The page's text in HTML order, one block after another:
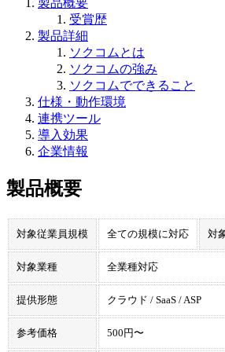
製品概要
受賞歴
製品詳細
ソクコムとは
ソクコムの強み
ソクコムでできること
仕様・動作環境
連携ツール
導入効果
企業情報
製品概要
対象従業員規模 全ての規模に対応 対
対象業種 全業種対応
提供形態 クラウド / SaaS / ASP
参考価格 500円〜